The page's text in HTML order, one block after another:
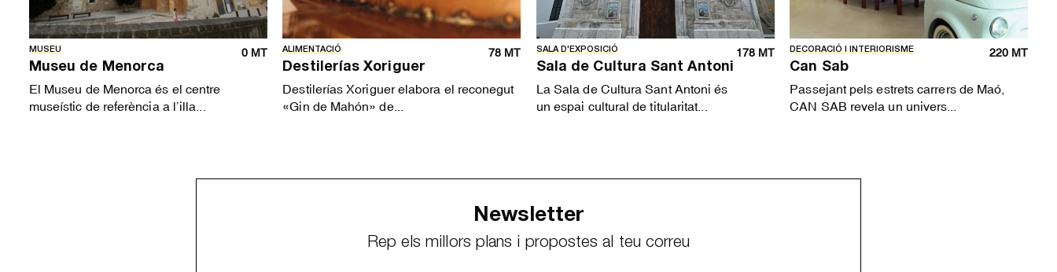
MUSEU 0 MT
Museu de Menorca
El Museu de Menorca és el centre
museístic de referència a l’illa...
ALIMENTACIÓ 78 MT
Destilerías Xoriguer
Destilerías Xoriguer elabora el reconegut
«Gin de Mahón» de...
SALA D'EXPOSICIÓ 178 MT
Sala de Cultura Sant Antoni
La Sala de Cultura Sant Antoni és
un espai cultural de titularitat...
DECORACIÓ I INTERIORISME 220 MT
Can Sab
Passejant pels estrets carrers de Maó,
CAN SAB revela un univers...
Newsletter
Rep els millors plans i propostes al teu correu